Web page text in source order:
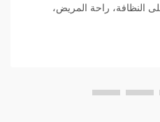
النظافة، راحة المريض،